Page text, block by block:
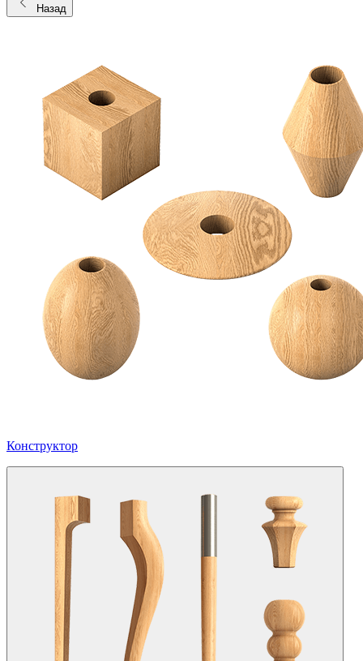
Назад
Конструктор